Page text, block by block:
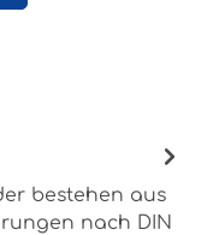
bestehen aus
nach DIN